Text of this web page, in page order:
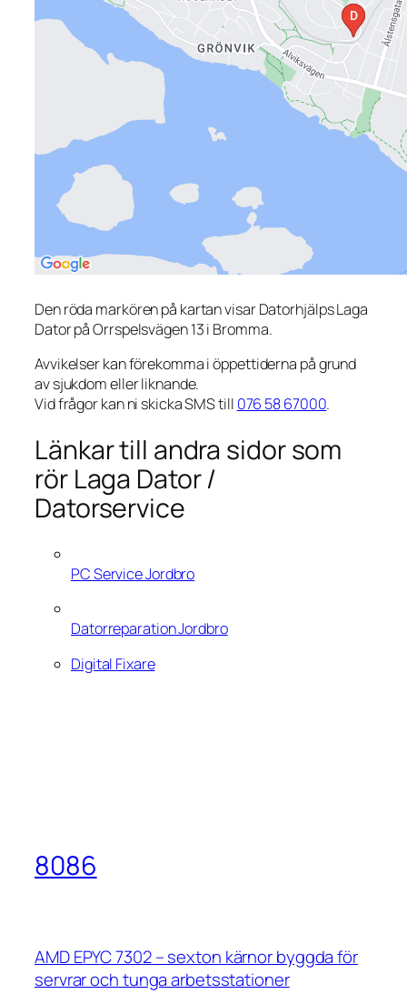
Den röda markören på kartan visar Datorhjälps Laga
Dator på Orrspelsvägen 13 i Bromma.
Avvikelser kan förekomma i öppettiderna på grund
av sjukdom eller liknande.
Vid frågor kan ni skicka SMS till 076 58 67000.
Länkar till andra sidor som
rör Laga Dator /
Datorservice
PC Service Jordbro
Datorreparation Jordbro
Digital Fixare
8086
AMD EPYC 7302 – sexton kärnor byggda för
servrar och tunga arbetsstationer